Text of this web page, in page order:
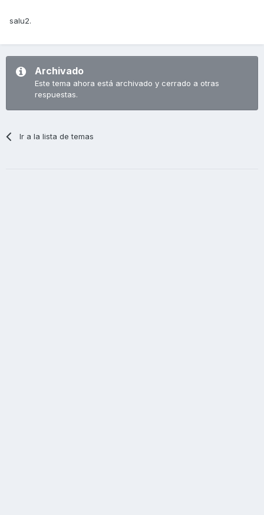
salu2.
Archivado
Este tema ahora está archivado y cerrado a otras
respuestas.
Ir a la lista de temas